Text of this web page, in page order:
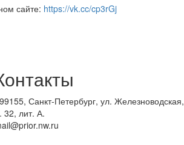
сайте: https://vk.cc/cp3rGj
Санкт-Петербург, ул. Железноводская,
32, лит. А.